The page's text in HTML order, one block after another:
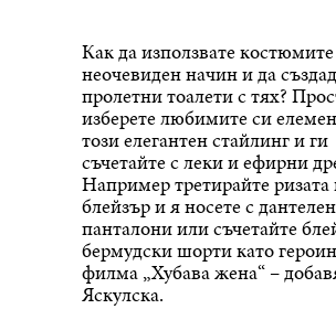
Как да използвате
неочевиден начин и да
пролетни тоалети с тях?
изберете любимите си
този елегантен стайлинг и ги
съчетайте с леки и ефирни
Например третирайте ризата
блейзър и я носете с
панталони или съчетайте
бермудски шорти като
филма „Хубава жена“ –
Яскулска.